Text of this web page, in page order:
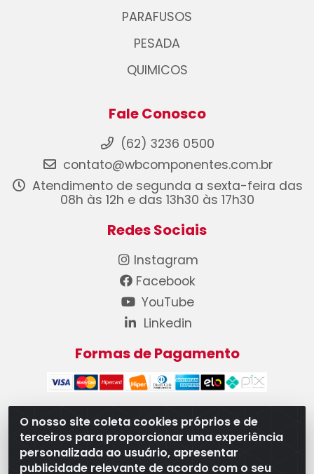
O nosso site coleta cookies próprios e de
terceiros para proporcionar uma experiência
personalizada ao usuário, apresentar
publicidade relevante de acordo com o seu
PARAFUSOS
PESADA
QUIMICOS
Fale Conosco
(62) 3236 0500
contato@wbcomponentes.com.br
Atendimento de segunda a sexta-feira das
08h às 12h e das 13h30 às 17h30
Redes Sociais
Instagram
Facebook
YouTube
Linkedin
Formas de Pagamento
WB Componentes Automotivos LTDA - CNPJ
08.528.393/0001-12 - Rua do Níquel, 667 - Parque
Oeste Industrial, Goiânia/GO - CEP 74375-660